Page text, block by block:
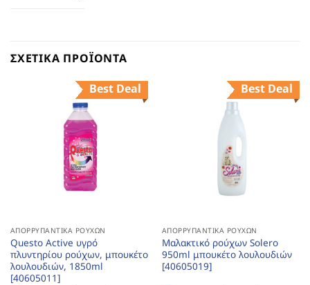
ΣΧΕΤΙΚΆ ΠΡΟΪΌΝΤΑ
Best Deal
ΑΠΟΡΡΥΠΑΝΤΙΚΆ ΡΟΎΧΩΝ
Questo Active υγρό
πλυντηρίου ρούχων, μπουκέτο
λουλουδιών, 1850ml
[40605011]
Best Deal
ΑΠΟΡΡΥΠΑΝΤΙΚΆ ΡΟΎΧΩΝ
Μαλακτικό ρούχων Solero
950ml μπουκέτο λουλουδιών
[40605019]